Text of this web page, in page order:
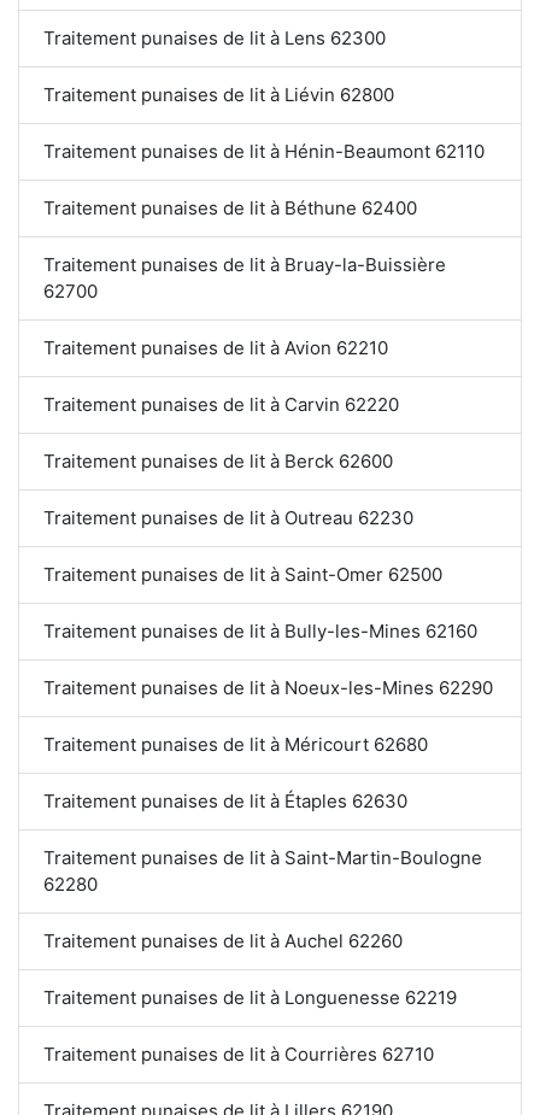
Traitement punaises de lit à Lens 62300
Traitement punaises de lit à Liévin 62800
Traitement punaises de lit à Hénin-Beaumont 62110
Traitement punaises de lit à Béthune 62400
Traitement punaises de lit à Bruay-la-Buissière
62700
Traitement punaises de lit à Avion 62210
Traitement punaises de lit à Carvin 62220
Traitement punaises de lit à Berck 62600
Traitement punaises de lit à Outreau 62230
Traitement punaises de lit à Saint-Omer 62500
Traitement punaises de lit à Bully-les-Mines 62160
Traitement punaises de lit à Noeux-les-Mines 62290
Traitement punaises de lit à Méricourt 62680
Traitement punaises de lit à Étaples 62630
Traitement punaises de lit à Saint-Martin-Boulogne
62280
Traitement punaises de lit à Auchel 62260
Traitement punaises de lit à Longuenesse 62219
Traitement punaises de lit à Courrières 62710
Traitement punaises de lit à Lillers 62190